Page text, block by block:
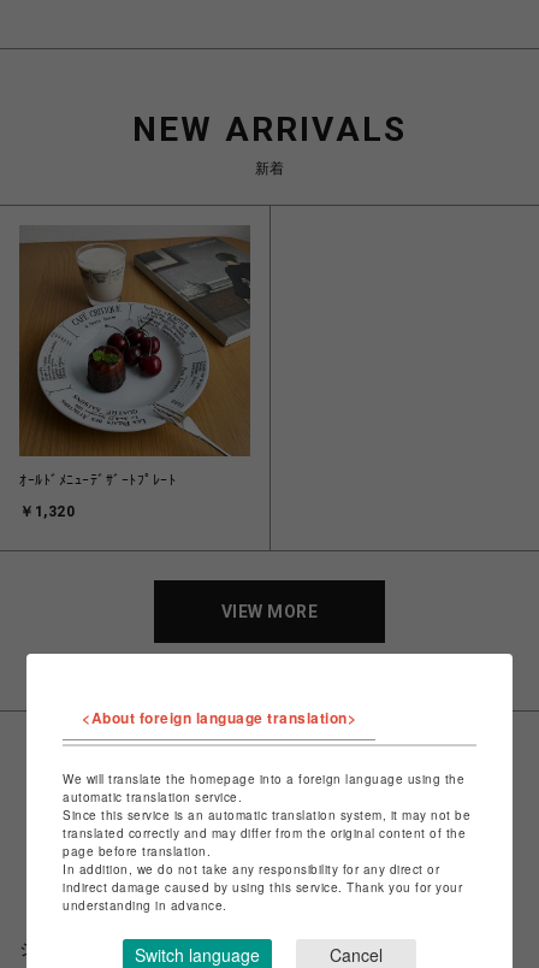
NEW ARRIVALS
新着
ｵｰﾙﾄﾞﾒﾆｭｰﾃﾞｻﾞｰﾄﾌﾟﾚｰﾄ
￥1,320
VIEW MORE
ショップ名
キャトル・セゾン
<About foreign language translation>
We will translate the homepage into a foreign language using the
automatic translation service.
Since this service is an automatic translation system, it may not be
translated correctly and may differ from the original content of the
page before translation.
In addition, we do not take any responsibility for any direct or
indirect damage caused by using this service. Thank you for your
understanding in advance.
Switch language Cancel